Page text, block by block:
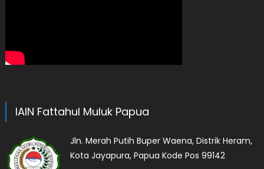
IAIN Fattahul Muluk Papua
Jln. Merah Putih Buper Waena, Distrik Heram,
Kota Jayapura, Papua Kode Pos 99142